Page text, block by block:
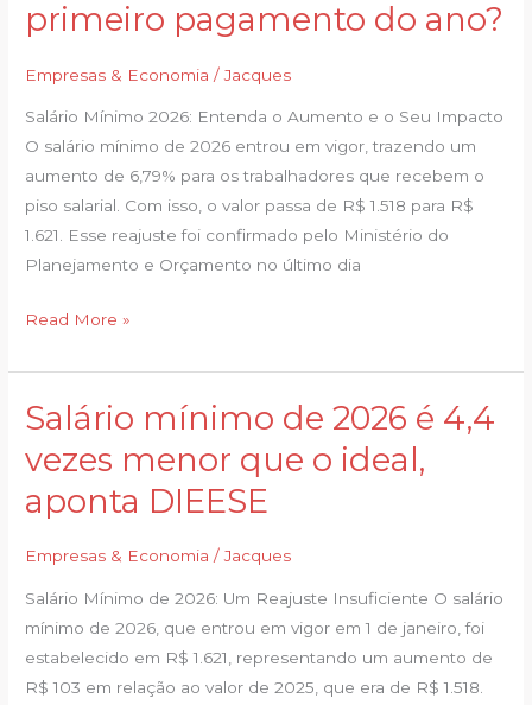
primeiro pagamento do ano?
Empresas & Economia /Jacques
Salário Mínimo 2026: Entenda o Aumento e o Seu Impacto
O salário mínimo de 2026 entrou em vigor, trazendo um
aumento de 6,79% para os trabalhadores que recebem o
piso salarial. Com isso, o valor passa de R$ 1.518 para R$
1.621. Esse reajuste foi confirmado pelo Ministério do
Planejamento e Orçamento no último dia
quanto
deve
ganhar
no
primeiro
pagamento
do
ano?
Read More »
Salário mínimo de 2026 é 4,4
vezes menor que o ideal,
aponta DIEESE
Empresas & Economia /Jacques
Salário Mínimo de 2026: Um Reajuste Insuficiente O salário
mínimo de 2026, que entrou em vigor em 1 de janeiro, foi
estabelecido em R$ 1.621, representando um aumento de
R$ 103 em relação ao valor de 2025, que era de R$ 1.518.
Salário
de
2026
4,4
vezes
menor